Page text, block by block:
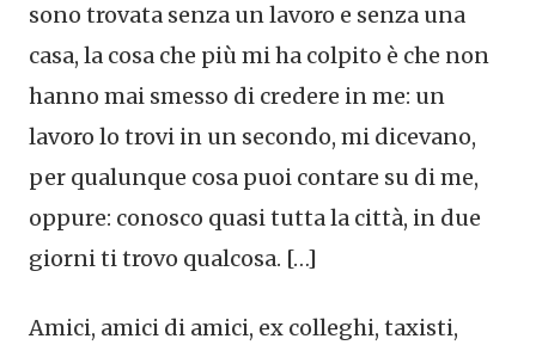
sono trovata senza un lavoro e senza una
casa, la cosa che più mi ha colpito è che non
hanno mai smesso di credere in me: un
lavoro lo trovi in un secondo, mi dicevano,
per qualunque cosa puoi contare su di me,
oppure: conosco quasi tutta la città, in due
giorni ti trovo qualcosa. […]
Amici, amici di amici, ex colleghi, taxisti,